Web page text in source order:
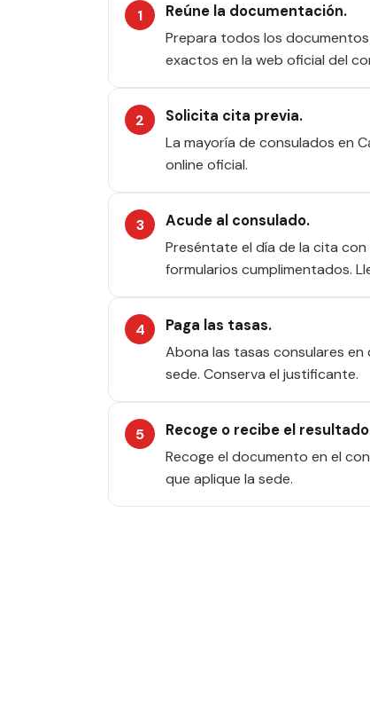
Reúne la documentación.
Prepara todos los
exactos en la web oficial del
Solicita cita previa.
La mayoría de consulados en
online oficial.
Acude al consulado.
Preséntate el día de la cita
formularios cumplimentados.
Paga las tasas.
Abona las tasas consulares
sede. Conserva el justificante.
Recoge o recibe el
Recoge el documento en el
que aplique la sede.